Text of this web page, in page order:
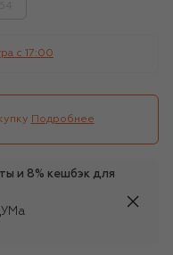
c 17:00
Подробнее
и 8% кешбэк для